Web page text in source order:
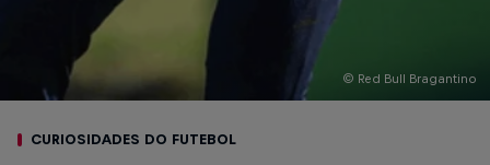
© Red Bull Bragantino
CURIOSIDADES DO FUTEBOL